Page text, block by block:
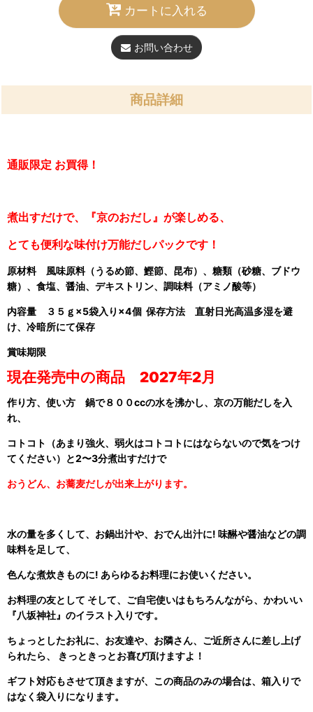
カートに入れる
お問い合わせ
商品詳細
通販限定 お買得！
煮出すだけで、『京のおだし』が楽しめる、
とても便利な味付け万能だしパックです！
原材料 風味原料（うるめ節、鰹節、昆布）、糖類（砂糖、ブドウ
糖）、食塩、醤油、デキストリン、調味料（アミノ酸等）
内容量 ３５ｇ×5袋入り×4個 保存方法 直射日光高温多湿を避
け、冷暗所にて保存
賞味期限
現在発売中の商品 2027年2月
作り方、使い方 鍋で８００ccの水を沸かし、京の万能だしを入
れ、
コトコト（あまり強火、弱火はコトコトにはならないので気をつけ
てください）と2〜3分煮出すだけで
おうどん、 お蕎麦だしが出来上がります。
水の量を多くして、お鍋出汁や、おでん出汁に! 味醂や醤油などの調
味料を足して、
色んな煮炊きものに! あらゆるお料理にお使いください。
お料理の友として そして、ご自宅使いはもちろんながら、かわいい
『八坂神社』のイラスト入りです。
ちょっとしたお礼に、お友達や、お隣さん、ご近所さんに差し上げ
られたら、 きっときっとお喜び頂けますよ！
ギフト対応もさせて頂きますが、この商品のみの場合は、箱入りで
はなく袋入りになります。